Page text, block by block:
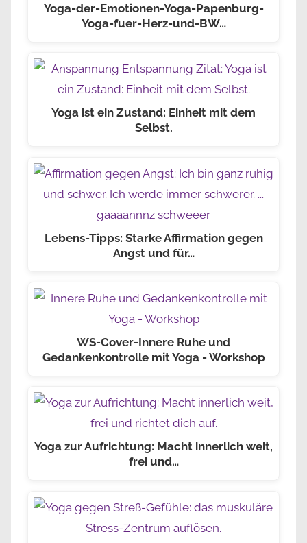
Yoga-der-Emotionen-Yoga-Papenburg-
Yoga-fuer-Herz-und-BW…
Yoga ist ein Zustand: Einheit mit dem
Selbst.
Lebens-Tipps: Starke Affirmation gegen
Angst und für…
WS-Cover-Innere Ruhe und
Gedankenkontrolle mit Yoga - Workshop
Yoga zur Aufrichtung: Macht innerlich weit,
frei und…